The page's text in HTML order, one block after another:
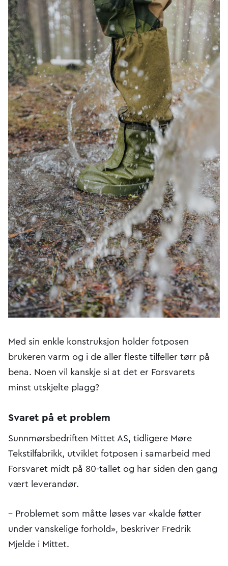
Med sin enkle konstruksjon holder fotposen
brukeren varm og i de aller fleste tilfeller tørr på
bena. Noen vil kanskje si at det er Forsvarets
minst utskjelte plagg?
Svaret på et problem
Sunnmørsbedriften Mittet AS, tidligere Møre
Tekstilfabrikk, utviklet fotposen i samarbeid med
Forsvaret midt på 80-tallet og har siden den gang
vært leverandør.
– Problemet som måtte løses var «kalde føtter
under vanskelige forhold», beskriver Fredrik
Mjelde i Mittet.